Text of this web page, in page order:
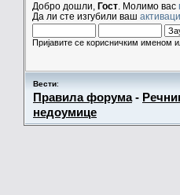
Добро дошли, Гост . Молимо вас
Да ли сте изгубили ваш
Пријавите се корисничким именом
Вести:
Правила форума-
недоумице